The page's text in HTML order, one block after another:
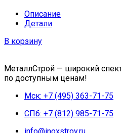
Описание
Детали
В корзину
МеталлСтрой — широкий
по доступным ценам!
Мск: +7 (495) 363-71-75
СПб: +7 (812) 985-71-75